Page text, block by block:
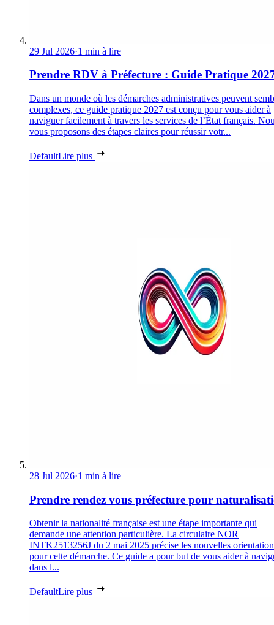
29 Jul 2026·1 min à lire
Prendre RDV à Préfecture : Guide Pratique
Dans un monde où les démarches administratives peuvent
complexes, ce guide pratique 2027 est conçu pour vous aider à
naviguer facilement à travers les services de l’État français.
vous proposons des étapes claires pour réussir votr...
DefaultLire plus
28 Jul 2026·1 min à lire
Prendre rendez vous préfecture pour
Obtenir la nationalité française est une étape importante qui
demande une attention particulière. La circulaire NOR
INTK2513256J du 2 mai 2025 précise les nouvelles
pour cette démarche. Ce guide a pour but de vous aider à
dans l...
DefaultLire plus